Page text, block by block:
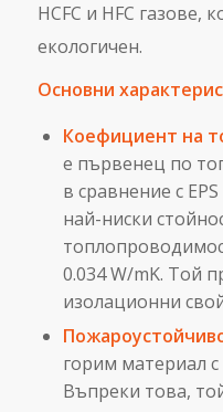
HCFC и HFC газове,
екологичен.
Основни
Коефициент на
е първенец по
в сравнение с
най-ниски
0.034 W/mK. Той
изолационни
горим материал с
Въпреки това,